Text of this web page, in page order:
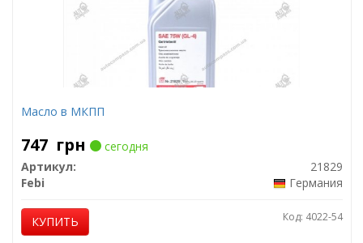
Масло в МКПП
747 грн
сегодня
Артикул:
21829
Febi
Германия
КУПИТЬ Код: 4022-54